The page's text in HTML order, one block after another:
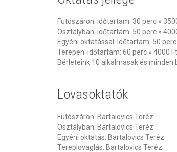
Futószáron: időtartam: 30 perc »
Osztályban: időtartam: 50 perc »
Egyéni oktatással: időtartam: 50
Terepen: időtartam: 60 perc » 4000
Bérleteink 10 alkalmasak és minden
Lovasoktatók
Futószáron: Bartalovics Teréz
Osztályban: Bartalovics Teréz
Egyéni oktatás: Bartalovics Teréz
Tereplovaglás: Bartalovics Teréz